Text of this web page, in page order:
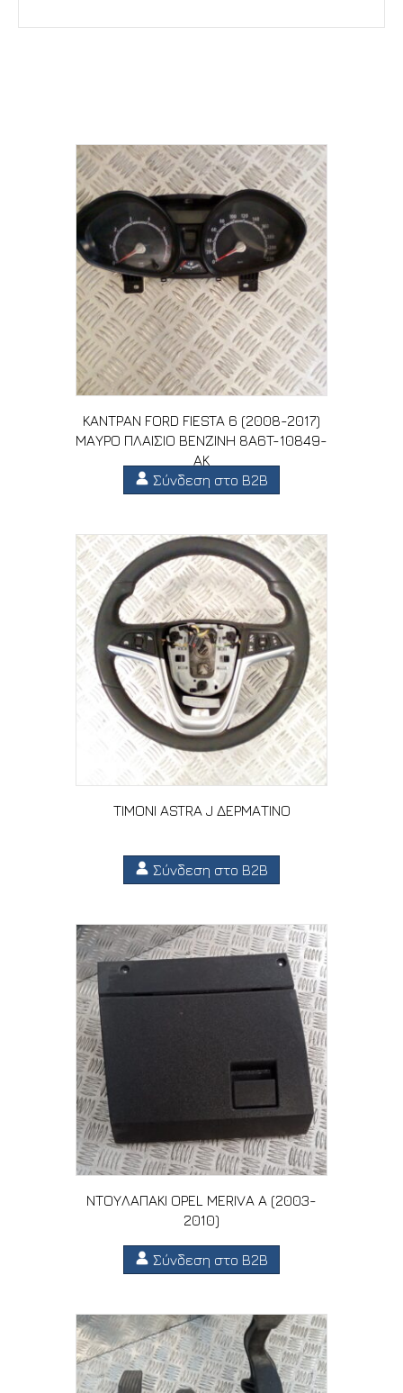
ΚΑΝΤΡΑΝ FORD FIESTA 6 (2008-2017)
ΜΑΥΡΟ ΠΛΑΙΣΙΟ ΒΕΝΖΙΝΗ 8A6T-10849-
AK
Σύνδεση στο B2B
ΤΙΜΟΝΙ ASTRA J ΔΕΡΜΑΤΙΝΟ
Σύνδεση στο B2B
ΝΤΟΥΛΑΠΑΚΙ OPEL MERIVA A (2003-
2010)
Σύνδεση στο B2B